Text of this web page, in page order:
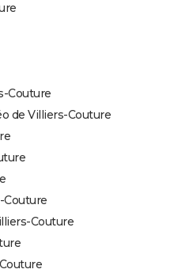
Couture
de Villiers-Couture
Couture
Couture